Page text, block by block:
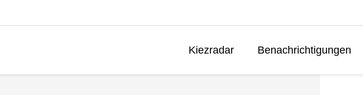
Kiezradar Benachrichtigungen